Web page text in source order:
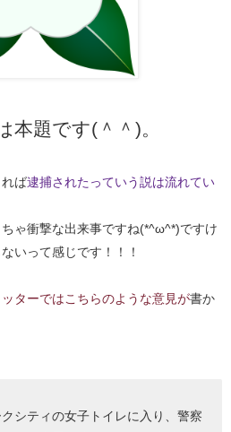
本題です(＾＾)。
ば逮捕されたっていう説は流れてい
ゃ衝撃な出来事ですね(*^ω^*)ですけ
いって感じです！！！
ッターではこちらのような意見が書か
シティの女子トイレに入り、警察